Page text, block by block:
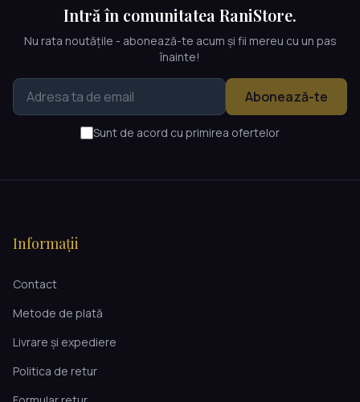
Intră în comunitatea RaniStore.
Nu rata noutățile - abonează-te acum și fii mereu cu un pas
înainte!
Abonează-te
Sunt de acord cu primirea ofertelor
Informații
Contact
Metode de plată
Livrare și expediere
Politica de retur